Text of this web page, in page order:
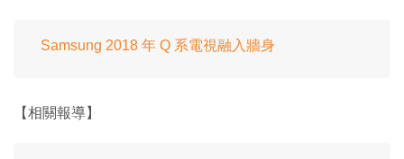
Samsung 2018 年 Q 系電視融入牆身
【相關報導】